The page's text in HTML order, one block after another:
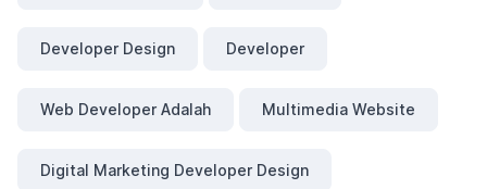
Developer Design Developer
Web Developer Adalah Multimedia Website
Digital Marketing Developer Design